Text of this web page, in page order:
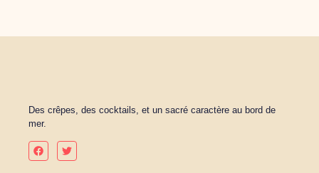
Des crêpes, des cocktails, et un sacré caractère au bord de
mer.